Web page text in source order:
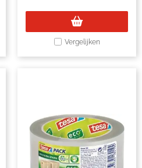
Vergelijken